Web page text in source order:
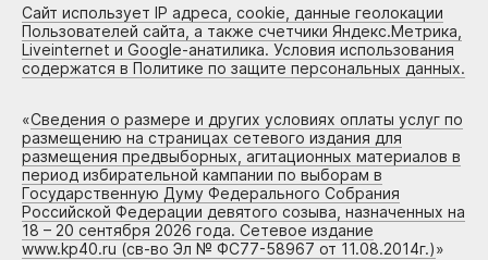
Сайт использует IP адреса, cookie, данные геолокации
Пользователей сайта, а также счетчики Яндекс.Метрика,
Liveinternet и Google-анатилика. Условия использования
содержатся в Политике по защите персональных данных.
«Сведения о размере и других условиях оплаты услуг по
размещению на страницах сетевого издания для
размещения предвыборных, агитационных материалов в
период избирательной кампании по выборам в
Государственную Думу Федерального Собрания
Российской Федерации девятого созыва, назначенных на
18 – 20 сентября 2026 года. Сетевое издание
www.kp40.ru (св-во Эл № ФС77-58967 от 11.08.2014г.)»